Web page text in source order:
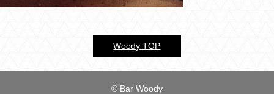
過去のブログ
Woody TOP
© Bar Woody